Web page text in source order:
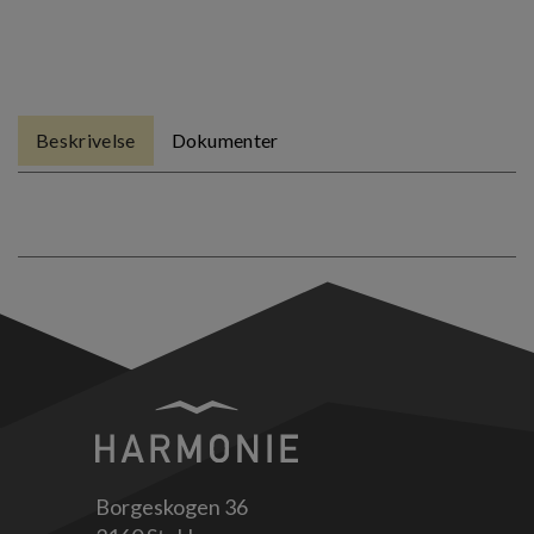
Beskrivelse Dokumenter
Borgeskogen 36